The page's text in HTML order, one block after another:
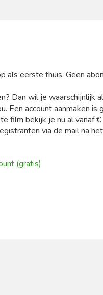
als eerste thuis. Geen
Dan wil je waarschijnlijk
Een account aanmaken
film bekijk je nu al vanaf
via de mail na
(gratis)